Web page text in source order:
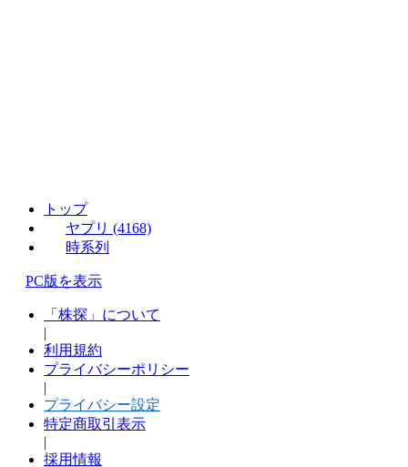
トップ
ヤプリ (4168)
時系列
PC版を表示
「株探」について
|
利用規約
プライバシーポリシー
|
プライバシー設定
特定商取引表示
|
採用情報